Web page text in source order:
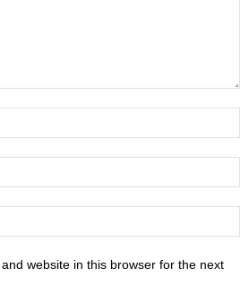
website in this browser for the next